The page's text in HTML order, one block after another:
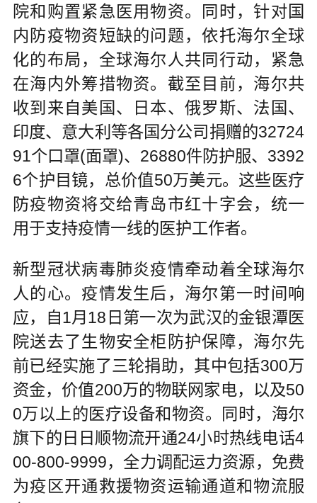
院和购置紧急医用物资。同时，针对国
内防疫物资短缺的问题，依托海尔全球
化的布局，全球海尔人共同行动，紧急
在海内外筹措物资。截至目前，海尔共
收到来自美国、日本、俄罗斯、法国、
印度、意大利等各国分公司捐赠的32724
91个口罩(面罩)、26880件防护服、3392
6个护目镜，总价值50万美元。这些医疗
防疫物资将交给青岛市红十字会，统一
用于支持疫情一线的医护工作者。
新型冠状病毒肺炎疫情牵动着全球海尔
人的心。疫情发生后，海尔第一时间响
应，自1月18日第一次为武汉的金银潭医
院送去了生物安全柜防护保障，海尔先
前已经实施了三轮捐助，其中包括300万
资金，价值200万的物联网家电，以及50
0万以上的医疗设备和物资。同时，海尔
旗下的日日顺物流开通24小时热线电话4
00-800-9999，全力调配运力资源，免费
为疫区开通救援物资运输通道和物流服